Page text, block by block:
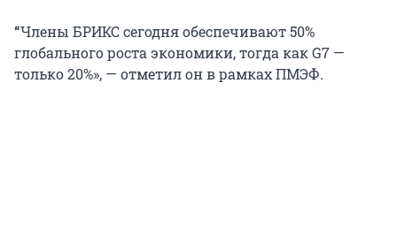
“Члены БРИКС сегодня обеспечивают 50%
глобального роста экономики, тогда как G7 —
только 20%», — отметил он в рамках ПМЭФ.